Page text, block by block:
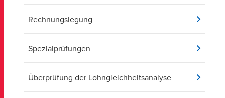
Rechnungslegung
Spezialprüfungen
Überprüfung der Lohngleichheitsanalyse